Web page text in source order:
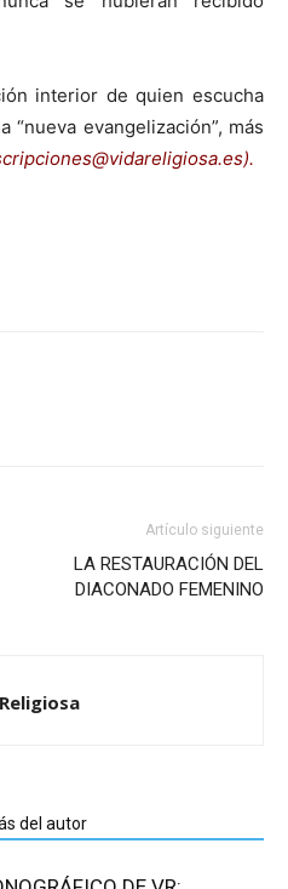
interior de quien escucha
evangelización”, más
Artículo siguiente
LA RESTAURACIÓN DEL
DIACONADO FEMENINO
del autor